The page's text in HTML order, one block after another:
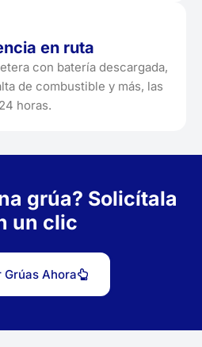
en ruta
con batería descargada,
de combustible y más, las
24 horas.
grúa? Solicítala
un clic
Grúas Ahora